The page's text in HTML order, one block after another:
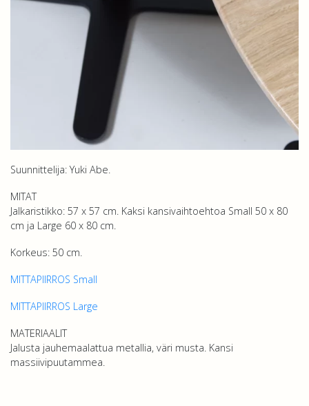
Suunnittelija: Yuki Abe.
MITAT
Jalkaristikko: 57 x 57 cm. Kaksi kansivaihtoehtoa Small 50 x 80
cm ja Large 60 x 80 cm.
Korkeus: 50 cm.
MITTAPIIRROS Small
MITTAPIIRROS Large
MATERIAALIT
Jalusta jauhemaalattua metallia, väri musta. Kansi
massiivipuutammea.